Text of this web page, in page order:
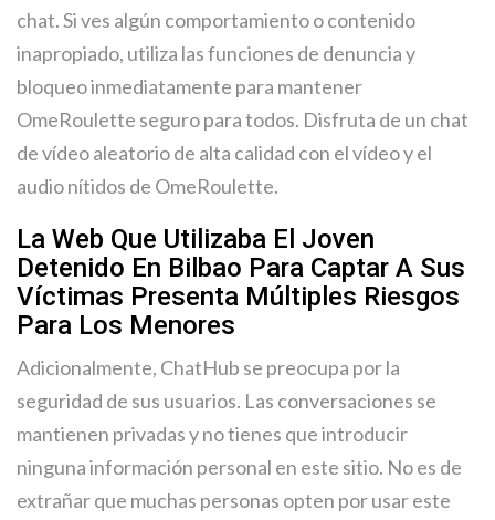
chat. Si ves algún comportamiento o contenido
inapropiado, utiliza las funciones de denuncia y
bloqueo inmediatamente para mantener
OmeRoulette seguro para todos. Disfruta de un chat
de vídeo aleatorio de alta calidad con el vídeo y el
audio nítidos de OmeRoulette.
La Web Que Utilizaba El Joven
Detenido En Bilbao Para Captar A Sus
Víctimas Presenta Múltiples Riesgos
Para Los Menores
Adicionalmente, ChatHub se preocupa por la
seguridad de sus usuarios. Las conversaciones se
mantienen privadas y no tienes que introducir
ninguna información personal en este sitio. No es de
extrañar que muchas personas opten por usar este